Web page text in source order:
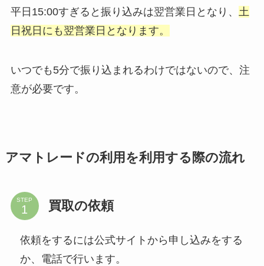
平日15:00すぎると振り込みは翌営業日となり、
土
日祝日にも翌営業日となります。
いつでも5分で振り込まれるわけではないので、注
意が必要です。
アマトレードの利用を利用する際の流れ
STEP 買取の依頼
依頼をするには公式サイトから申し込みをする
か、電話で行います。